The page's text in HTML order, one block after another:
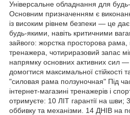
Універсальне обладнання для
Основним призначенням є
із високим рівнем безпеки — це
будь-якими, навіть критичними
зайвого: жорстка просторова рама,
тренажера, чотириразовий запас
напрямку основних активних сил
домогтися максимальної стійкості
"силовая рама ползуночная" Під
інтернет-магазині тренажерів і
отримуєте: 10 ЛІТ гарантії на шви;
оббивку та механізми. 14 ДНІВ на